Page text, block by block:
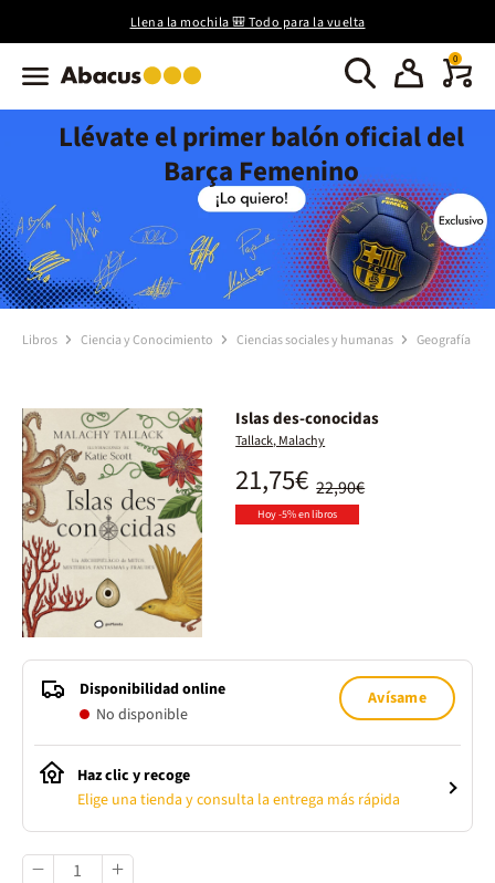
Llena la mochila 🎒 Todo para la vuelta
0
Llévate el primer balón oficial del
Barça Femenino
Libros Ciencia y Conocimiento Ciencias sociales y humanas Geografía
Islas des-conocidas
Tallack, Malachy
22,90€
21,75€
Hoy -5% en libros
Disponibilidad online
No disponible
Avísame
Haz clic y recoge
Elige una tienda y consulta la entrega más rápida